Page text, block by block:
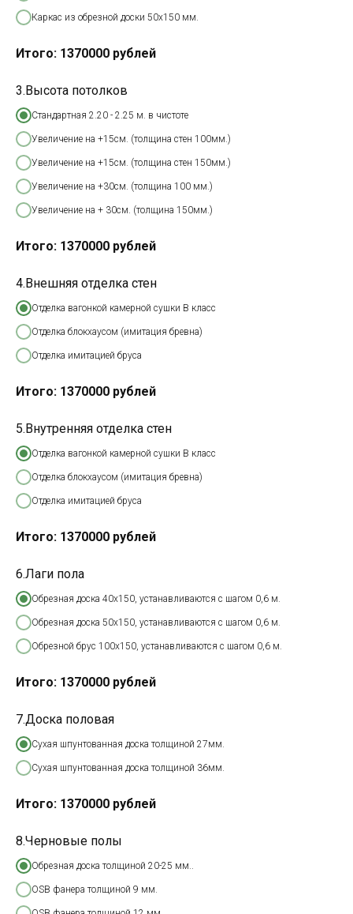
Каркас из обрезной доски 50х150 мм.
Итого: 1370000 рублей
3.Высота потолков
Стандартная 2.20 - 2.25 м. в чистоте
Увеличение на +15см. (толщина стен 100мм.)
Увеличение на +15см. (толщина стен 150мм.)
Увеличение на +30см. (толщина 100 мм.)
Увеличение на + 30см. (толщина 150мм.)
Итого: 1370000 рублей
4.Внешняя отделка стен
Отделка вагонкой камерной сушки В класс
Отделка блокхаусом (имитация бревна)
Отделка имитацией бруса
Итого: 1370000 рублей
5.Внутренняя отделка стен
Отделка вагонкой камерной сушки В класс
Отделка блокхаусом (имитация бревна)
Отделка имитацией бруса
Итого: 1370000 рублей
6.Лаги пола
Обрезная доска 40х150, устанавливаются с шагом 0,6 м.
Обрезная доска 50х150, устанавливаются с шагом 0,6 м.
Обрезной брус 100х150, устанавливаются с шагом 0,6 м.
Итого: 1370000 рублей
7.Доска половая
Сухая шпунтованная доска толщиной 27мм.
Сухая шпунтованная доска толщиной 36мм.
Итого: 1370000 рублей
8.Черновые полы
Обрезная доска толщиной 20-25 мм..
OSB фанера толщиной 9 мм.